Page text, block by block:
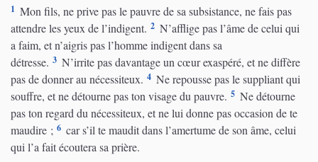
1 Mon fils, ne prive pas le pauvre de sa subsistance, ne fais pas
attendre les yeux de l’indigent. 2 N’afflige pas l’âme de celui qui
a faim, et n’aigris pas l’homme indigent dans sa
détresse. 3 N’irrite pas davantage un cœur exaspéré, et ne diffère
pas de donner au nécessiteux. 4 Ne repousse pas le suppliant qui
souffre, et ne détourne pas ton visage du pauvre. 5 Ne détourne
pas ton regard du nécessiteux, et ne lui donne pas occasion de te
maudire ; 6 car s’il te maudit dans l’amertume de son âme, celui
qui l’a fait écoutera sa prière.